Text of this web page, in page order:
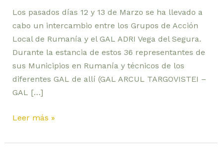
Los pasados días 12 y 13 de Marzo se ha llevado a
cabo un intercambio entre los Grupos de Acción
Local de Rumanía y el GAL ADRI Vega del Segura.
Durante la estancia de estos 36 representantes de
sus Municipios en Rumanía y técnicos de los
diferentes GAL de allí (GAL ARCUL TARGOVISTEI –
GAL […]
Leer más »